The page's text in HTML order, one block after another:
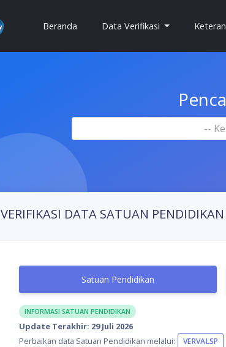
Beranda(current)Data Verifikasi
--
VERIFIKASI DATA SATUAN PENDIDIKAN
Satuan Pendidikan
INFORMASI SATUAN PENDIDIKAN
Update Terakhir: 29 Juli 2026
Perbaikan data Satuan Pendidikan melalui:
VERVALSP